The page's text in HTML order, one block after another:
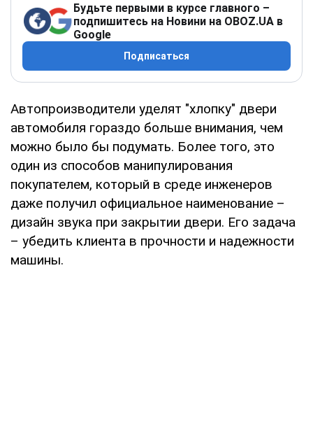
Будьте первыми в курсе главного –
подпишитесь на Новини на OBOZ.UA в
Google
Подписаться
Автопроизводители уделят "хлопку" двери
автомобиля гораздо больше внимания, чем
можно было бы подумать. Более того, это
один из способов манипулирования
покупателем, который в среде инженеров
даже получил официальное наименование –
дизайн звука при закрытии двери. Его задача
– убедить клиента в прочности и надежности
машины.